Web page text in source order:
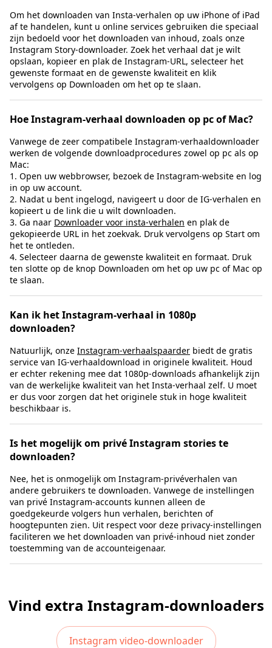
Om het downloaden van Insta-verhalen op uw iPhone of iPad
af te handelen, kunt u online services gebruiken die speciaal
zijn bedoeld voor het downloaden van inhoud, zoals onze
Instagram Story-downloader. Zoek het verhaal dat je wilt
opslaan, kopieer en plak de Instagram-URL, selecteer het
gewenste formaat en de gewenste kwaliteit en klik
vervolgens op Downloaden om het op te slaan.
Hoe Instagram-verhaal downloaden op pc of Mac?
Vanwege de zeer compatibele Instagram-verhaaldownloader
werken de volgende downloadprocedures zowel op pc als op
Mac:
1. Open uw webbrowser, bezoek de Instagram-website en log
in op uw account.
2. Nadat u bent ingelogd, navigeert u door de IG-verhalen en
kopieert u de link die u wilt downloaden.
3. Ga naar Downloader voor insta-verhalen en plak de
gekopieerde URL in het zoekvak. Druk vervolgens op Start om
het te ontleden.
4. Selecteer daarna de gewenste kwaliteit en formaat. Druk
ten slotte op de knop Downloaden om het op uw pc of Mac op
te slaan.
Kan ik het Instagram-verhaal in 1080p
downloaden?
Natuurlijk, onze Instagram-verhaalspaarder biedt de gratis
service van IG-verhaaldownload in originele kwaliteit. Houd
er echter rekening mee dat 1080p-downloads afhankelijk zijn
van de werkelijke kwaliteit van het Insta-verhaal zelf. U moet
er dus voor zorgen dat het originele stuk in hoge kwaliteit
beschikbaar is.
Is het mogelijk om privé Instagram stories te
downloaden?
Nee, het is onmogelijk om Instagram-privéverhalen van
andere gebruikers te downloaden. Vanwege de instellingen
van privé Instagram-accounts kunnen alleen de
goedgekeurde volgers hun verhalen, berichten of
hoogtepunten zien. Uit respect voor deze privacy-instellingen
faciliteren we het downloaden van privé-inhoud niet zonder
toestemming van de accounteigenaar.
Vind extra Instagram-downloaders
Instagram video-downloader